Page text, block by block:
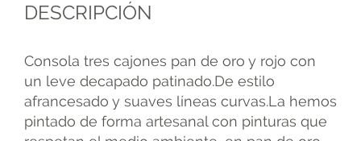
DESCRIPCIÓN
Consola tres cajones pan de oro y rojo con
un leve decapado patinado.De estilo
afrancesado y suaves líneas curvas.La hemos
pintado de forma artesanal con pinturas que